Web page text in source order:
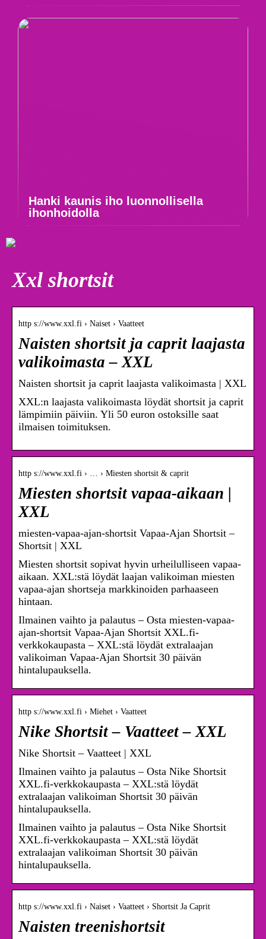
Hanki kaunis iho luonnollisella
ihonhoidolla
Xxl shortsit
http s://www.xxl.fi › Naiset › Vaatteet
Naisten shortsit ja caprit laajasta
valikoimasta – XXL
Naisten shortsit ja caprit laajasta valikoimasta | XXL
XXL:n laajasta valikoimasta löydät shortsit ja caprit
lämpimiin päiviin. Yli 50 euron ostoksille saat
ilmaisen toimituksen.
http s://www.xxl.fi › … › Miesten shortsit & caprit
Miesten shortsit vapaa-aikaan |
XXL
miesten-vapaa-ajan-shortsit Vapaa-Ajan Shortsit –
Shortsit | XXL
Miesten shortsit sopivat hyvin urheilulliseen vapaa-
aikaan. XXL:stä löydät laajan valikoiman miesten
vapaa-ajan shortseja markkinoiden parhaaseen
hintaan.
Ilmainen vaihto ja palautus – Osta miesten-vapaa-
ajan-shortsit Vapaa-Ajan Shortsit XXL.fi-
verkkokaupasta – XXL:stä löydät extralaajan
valikoiman Vapaa-Ajan Shortsit 30 päivän
hintalupauksella.
http s://www.xxl.fi › Miehet › Vaatteet
Nike Shortsit – Vaatteet – XXL
Nike Shortsit – Vaatteet | XXL
Ilmainen vaihto ja palautus – Osta Nike Shortsit
XXL.fi-verkkokaupasta – XXL:stä löydät
extralaajan valikoiman Shortsit 30 päivän
hintalupauksella.
Ilmainen vaihto ja palautus – Osta Nike Shortsit
XXL.fi-verkkokaupasta – XXL:stä löydät
extralaajan valikoiman Shortsit 30 päivän
hintalupauksella.
http s://www.xxl.fi › Naiset › Vaatteet › Shortsit Ja Caprit
Naisten treenishortsit